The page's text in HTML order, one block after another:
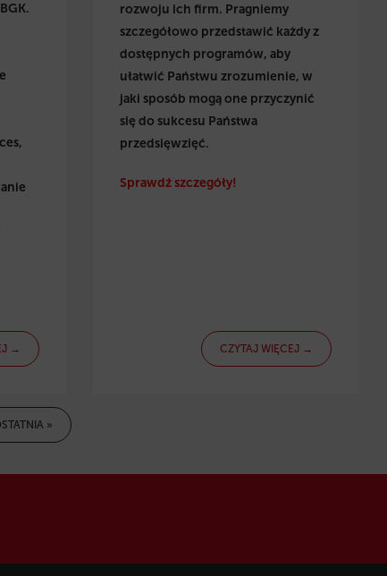
→
rozwoju ich firm. Pragniemy
szczegółowo przedstawić każdy z
dostępnych programów, aby
ułatwić Państwu zrozumienie, w
jaki sposób mogą one przyczynić
się do sukcesu Państwa
przedsięwzięć.
Sprawdź szczegóły!
CZYTAJ WIĘCEJ →
»